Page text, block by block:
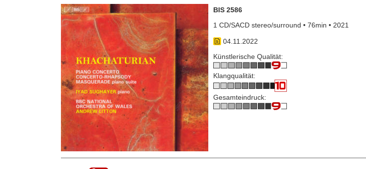
BIS 2586
1 CD/SACD stereo/surround • 76min • 2021
04.11.2022
Künstlerische Qualität:
Klangqualität:
Gesamteindruck: